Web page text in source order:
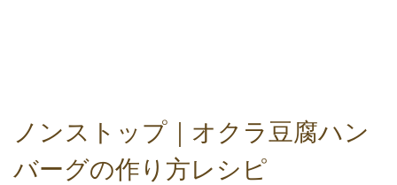
ノンストップ｜オクラ豆腐ハン
バーグの作り方レシピ